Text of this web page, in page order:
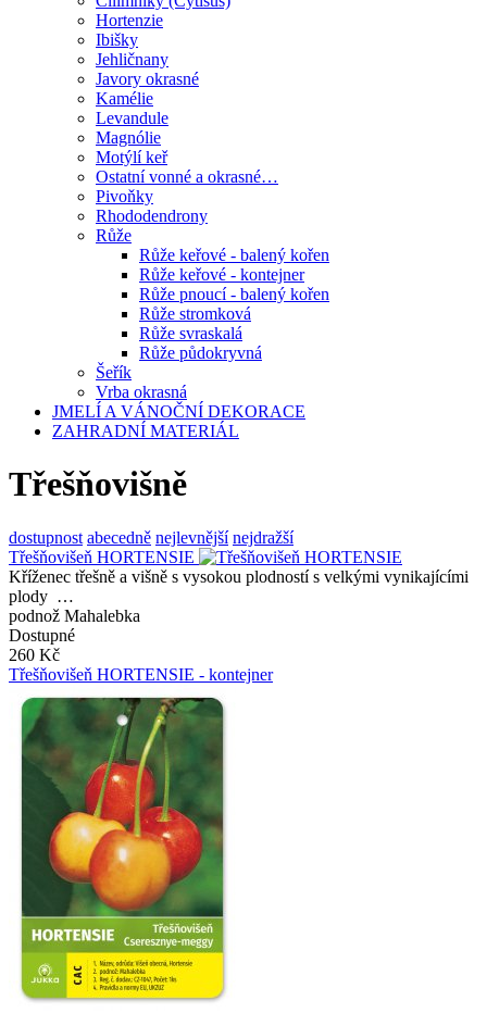
Hortenzie
Ibišky
Jehličnany
Javory okrasné
Kamélie
Levandule
Magnólie
Motýlí keř
Ostatní vonné a okrasné…
Pivoňky
Rhododendrony
Růže
Růže keřové - balený kořen
Růže keřové - kontejner
Růže pnoucí - balený kořen
Růže stromková
Růže svraskalá
Růže půdokryvná
Šeřík
Vrba okrasná
JMELÍ A VÁNOČNÍ DEKORACE
ZAHRADNÍ MATERIÁL
Třešňovišně
dostupnost abecedně nejlevnější nejdražší
Třešňovišeň HORTENSIE
Kříženec třešně a višně s vysokou plodností s velkými vynikajícími
plody …
podnož Mahalebka
Dostupné
260 Kč
Třešňovišeň HORTENSIE - kontejner